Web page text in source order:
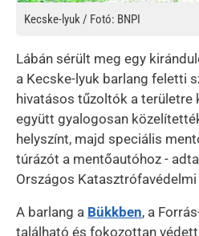
Kecske-lyuk / Fotó: BNPI
Lábán sérült meg egy
a Kecske-lyuk barlang feletti
hivatásos tűzoltók a területre
együtt gyalogosan
helyszínt, majd speciális
túrázót a mentőautóhoz -
Országos
A barlang a Bükkben, a
található és fokozottan